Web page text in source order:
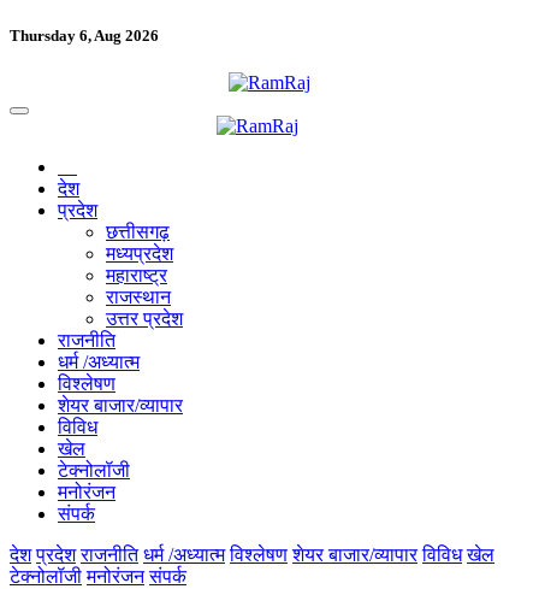
Thursday 6, Aug 2026
देश
प्रदेश
छत्तीसगढ़
मध्यप्रदेश
महाराष्ट्र
राजस्थान
उत्तर प्रदेश
राजनीति
धर्म /अध्यात्म
विश्लेषण
शेयर बाजार/व्यापार
विविध
खेल
टेक्नोलॉजी
मनोरंजन
संपर्क
देश प्रदेश राजनीति धर्म /अध्यात्म विश्लेषण शेयर बाजार/व्यापार विविध खेल
टेक्नोलॉजी मनोरंजन संपर्क